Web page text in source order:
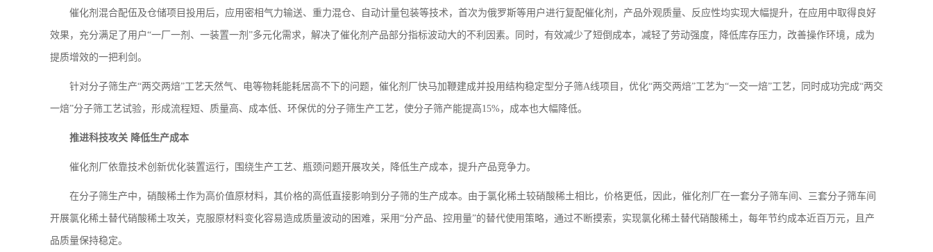
催化剂混合配伍及仓储项目投用后，应用密相气力输送、重力混仓、自动计量包装等技术，首次为俄罗斯等用户进行复配催化剂，产品外观质量、反应性均实现大幅提升，在应用中取得良好
效果，充分满足了用户“一厂一剂、一装置一剂”多元化需求，解决了催化剂产品部分指标波动大的不利因素。同时，有效减少了短倒成本，减轻了劳动强度，降低库存压力，改善操作环境，成为
提质增效的一把利剑。
针对分子筛生产“两交两焙”工艺天然气、电等物耗能耗居高不下的问题，催化剂厂快马加鞭建成并投用结构稳定型分子筛A线项目，优化“两交两焙”工艺为“一交一焙”工艺，同时成功完成“两交
一焙”分子筛工艺试验，形成流程短、质量高、成本低、环保优的分子筛生产工艺，使分子筛产能提高15%，成本也大幅降低。
推进科技攻关 降低生产成本
催化剂厂依靠技术创新优化装置运行，围绕生产工艺、瓶颈问题开展攻关，降低生产成本，提升产品竞争力。
在分子筛生产中，硝酸稀土作为高价值原材料，其价格的高低直接影响到分子筛的生产成本。由于氯化稀土较硝酸稀土相比，价格更低，因此，催化剂厂在一套分子筛车间、三套分子筛车间
开展氯化稀土替代硝酸稀土攻关，克服原材料变化容易造成质量波动的困难，采用“分产品、控用量”的替代使用策略，通过不断摸索，实现氯化稀土替代硝酸稀土，每年节约成本近百万元，且产
品质量保持稳定。